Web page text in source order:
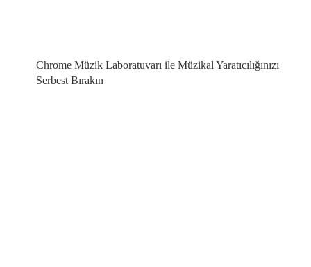
Chrome Müzik Laboratuvarı ile Müzikal Yaratıcılığınızı
Serbest Bırakın